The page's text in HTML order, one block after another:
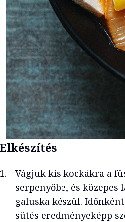
Elkészítés
Vágjuk kis kockákra a
serpenyőbe, és
galuska készül.
sütés eredményeképp